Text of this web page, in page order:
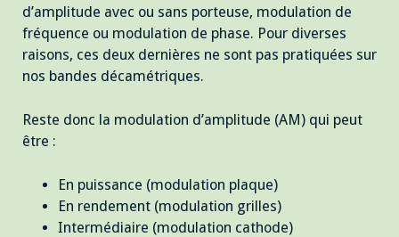
d’amplitude avec ou sans porteuse, modulation de
fréquence ou modulation de phase. Pour diverses
raisons, ces deux dernières ne sont pas pratiquées sur
nos bandes décamétriques.
Reste donc la modulation d’amplitude (AM) qui peut
être :
En puissance (modulation plaque)
En rendement (modulation grilles)
Intermédiaire (modulation cathode)